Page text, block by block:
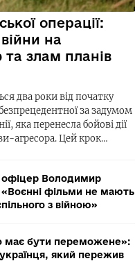
операції:
на
злам планів
два роки від початку
за задумом
яка перенесла бойові дії
агресора. Цей крок…
офіцер Володимир
фільми не мають
з війною»
має бути переможене»:
українця, який пережив